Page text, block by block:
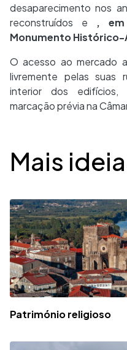
desaparecimento nos
reconstruídos e
, em
Monumento
O acesso ao mercado
livremente pelas suas
interior dos edifícios,
marcação prévia na
Mais
Património religioso